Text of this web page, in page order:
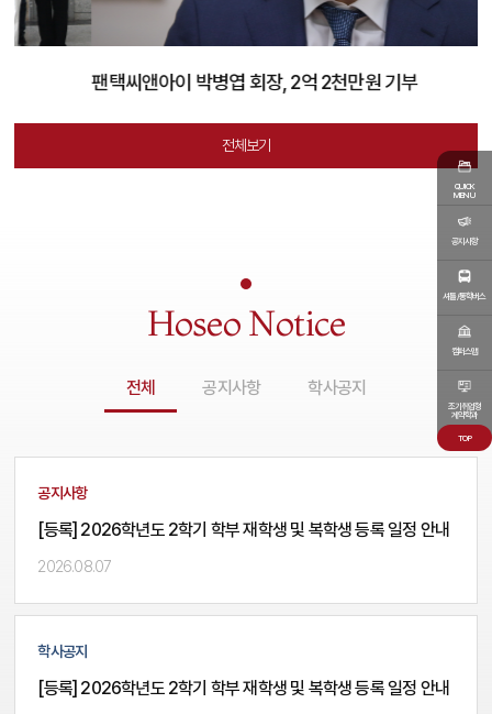
QUICK
MENU
공지사항
셔틀/통학버스
캠퍼스맵
조기취업형
계약학과
TOP
팬택씨앤아이 박병엽 회장, 2억 2천만원 기부
전체보기
Hoseo Notice
전체 공지사항 학사공지
공지사항
[등록] 2026학년도 2학기 학부 재학생 및 복학생 등록 일정 안내
2026.08.07
학사공지
[등록] 2026학년도 2학기 학부 재학생 및 복학생 등록 일정 안내